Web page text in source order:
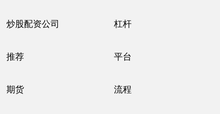
炒股配资公司 杠杆
推荐 平台
期货 流程